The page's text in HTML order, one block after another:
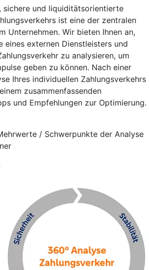
sichere und liquiditätsorientierte
ist eine der zentralen
Unternehmen. Wir bieten Ihnen an,
eines externen Dienstleisters und
zu analysieren, um
geben zu können. Nach einer
Ihres individuellen Zahlungsverkehrs
zusammenfassenden
und Empfehlungen zur Optimierung.
/ Schwerpunkte der Analyse